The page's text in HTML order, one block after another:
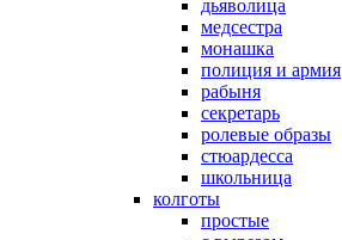
дьяволица
медсестра
монашка
полиция и армия
рабыня
секретарь
ролевые образы
стюардесса
школьница
колготы
простые